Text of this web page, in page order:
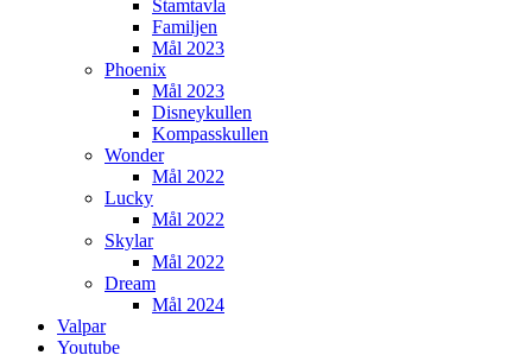
Stamtavla
Familjen
Mål 2023
Phoenix
Mål 2023
Disneykullen
Kompasskullen
Wonder
Mål 2022
Lucky
Mål 2022
Skylar
Mål 2022
Dream
Mål 2024
Valpar
Youtube